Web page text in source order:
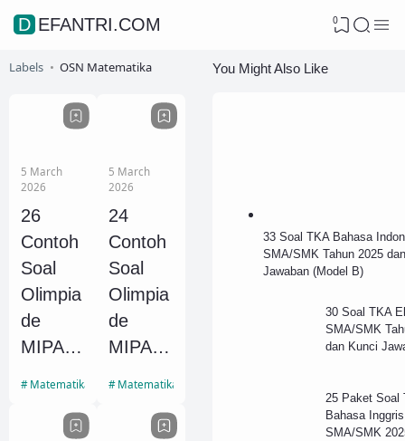
DEFANTRI.COM 0
Labels OSN Matematika
5 March
2026
26
Contoh
Soal
Olimpia
de
MIPA
Matematika SMP
5 March
2026
24
Contoh
Soal
Olimpia
de
MIPA
Matematika SMP
You Might Also Like
33 Soal TKA Bahasa
SMA/SMK Tahun 2025
Jawaban (Model B)
30 Soal TKA
SMA/SMK
dan Kunci
25 Paket Soal
Bahasa
SMA/SMK